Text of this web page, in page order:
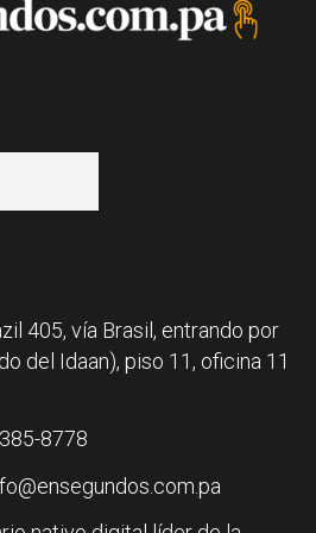
405, vía Brasil, entrando por
del Idaan), piso 11, oficina 11
8778